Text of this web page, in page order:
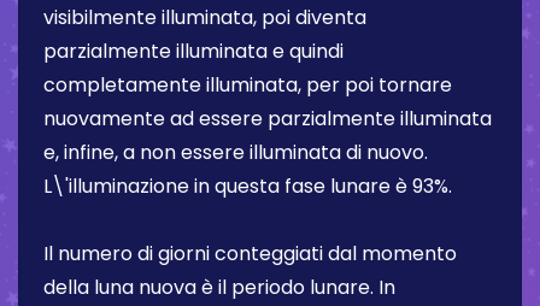
visibilmente illuminata, poi diventa
parzialmente illuminata e quindi
completamente illuminata, per poi tornare
nuovamente ad essere parzialmente illuminata
e, infine, a non essere illuminata di nuovo.
L\'illuminazione in questa fase lunare è93%.
Il numero di giorni conteggiati dal momento
della luna nuova è il periodo lunare. In